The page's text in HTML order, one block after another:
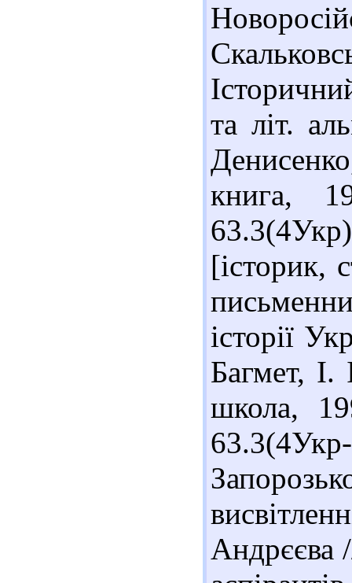
та літ.
книга,
[історик,
історії
Багмет,
школа,
Андрєєва